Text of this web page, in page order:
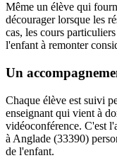
Même un élève qui
décourager lorsque les
cas, les cours
l'enfant à remonter
Un
Chaque élève est suivi
enseignant qui vient à
vidéoconférence. C'est
à Anglade (33390)
de l'enfant.